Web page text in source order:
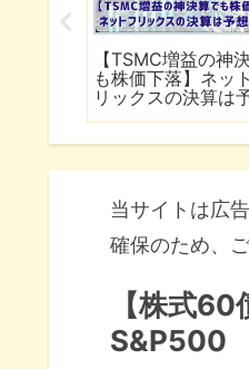
【TSMC増益の神
も株価下落】ネッ
リックスの決算は
当サイトは広
確保のため、
【株式
S&P500